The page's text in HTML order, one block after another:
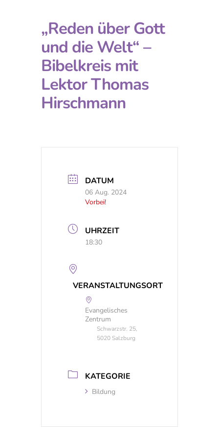
„Reden über Gott
und die Welt“ –
Bibelkreis mit
Lektor Thomas
Hirschmann
DATUM
06 Aug. 2024
Vorbei!
UHRZEIT
18:30
VERANSTALTUNGSORT
Evangelisches
Zentrum
Schwarzstr. 25,
5020 Salzburg
KATEGORIE
Bildung